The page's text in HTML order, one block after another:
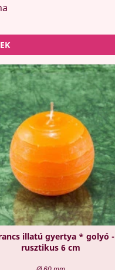
illatú gyertya * golyó -
rusztikus 6 cm